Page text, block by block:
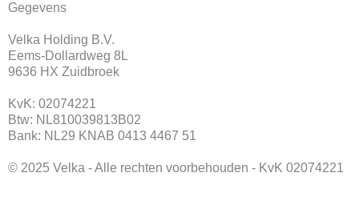
e
b
o
o
k
a
g
r
a
m
Gegevens
Velka Holding B.V.
Eems-Dollardweg 8L
9636 HX Zuidbroek
KvK: 02074221
Btw: NL810039813B02
Bank: NL29 KNAB 0413 4467 51
© 2025 Velka - Alle rechten voorbehouden - KvK 02074221